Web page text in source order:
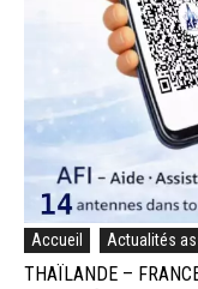
Accueil Actualités
THAÏLANDE –